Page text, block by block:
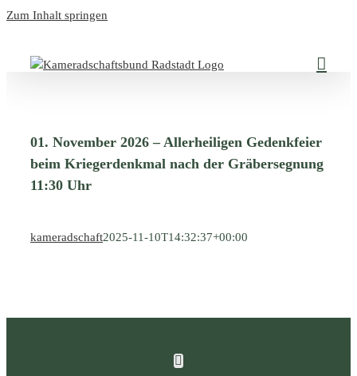
Zum Inhalt springen
01. November 2026 – Allerheiligen Gedenkfeier
beim Kriegerdenkmal nach der Gräbersegnung
11:30 Uhr
kameradschaft2025-11-10T14:32:37+00:00